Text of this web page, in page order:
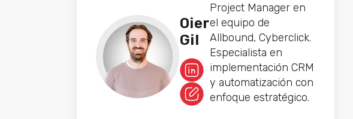
Oier
Gil
Project Manager en
el equipo de
Allbound, Cyberclick.
Especialista en
implementación CRM
y automatización con
enfoque estratégico.